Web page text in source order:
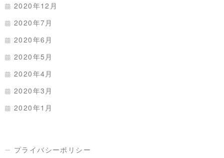
2020年12月
2020年7月
2020年6月
2020年5月
2020年4月
2020年3月
2020年1月
プライバシーポリシー